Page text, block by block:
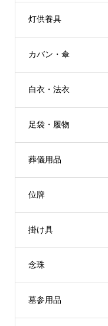
灯供養具
カバン・傘
白衣・法衣
足袋・履物
葬儀用品
位牌
掛け具
念珠
墓参用品